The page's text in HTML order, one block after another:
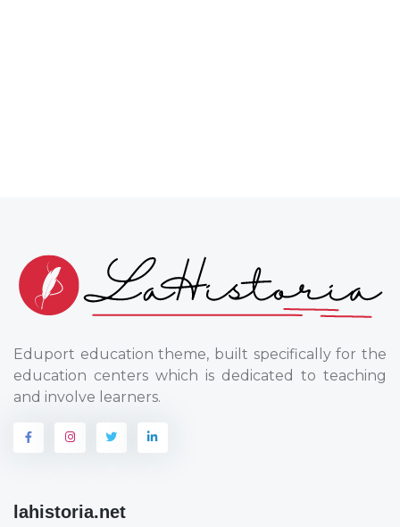
Eduport education theme, built specifically for the
education centers which is dedicated to teaching
and involve learners.
lahistoria.net